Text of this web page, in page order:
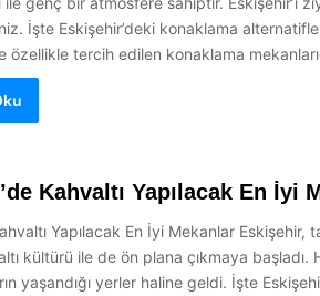
İşte Eskişehir’deki konaklama
özellikle tercih edilen konaklama
Kahvaltı Yapılacak En İyi
Yapılacak En İyi Mekanlar
kültürü ile de ön plana çıkmaya
yaşandığı yerler haline geldi. İşte